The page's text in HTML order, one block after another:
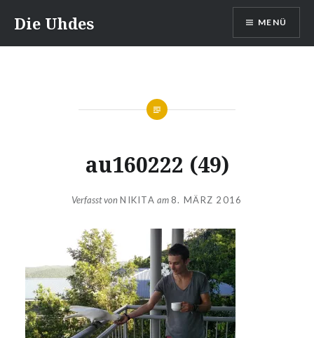
Inhalt
springen
Die Uhdes MENÜ
au160222 (49)
Verfasst vonNIKITA am 8. MÄRZ 2016